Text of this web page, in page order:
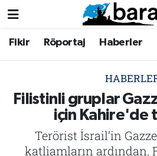
Fikir Röportaj Haberler
Filistinli gruplar
için Kahire'de
Terörist İsrail’in
katliamların
Fikir
Haberler
Özel Haber
Fikir
Haberler
Özel Haber
Nöbetçi Eczaneler
Trafik Durumu
Süper Lig Puan Durumu